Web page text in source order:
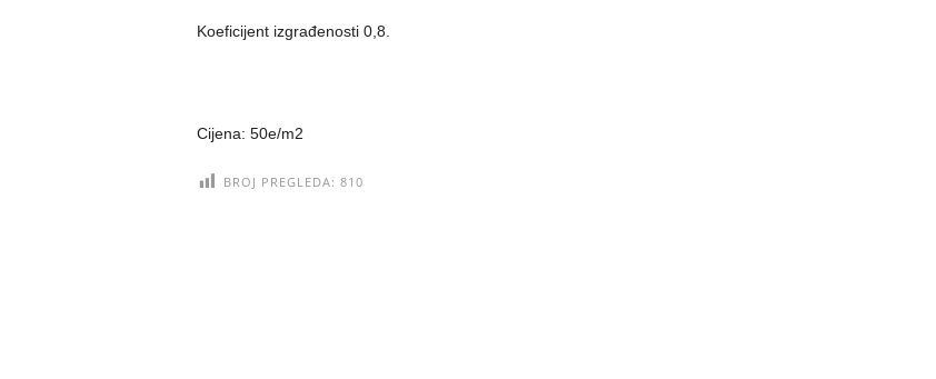
Koeficijent izgrađenosti 0,8.
Cijena: 50e/m2
BROJ PREGLEDA: 810